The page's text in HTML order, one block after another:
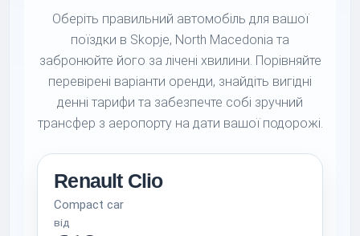
Оберіть правильний автомобіль для вашої
поїздки в Skopje, North Macedonia та
забронюйте його за лічені хвилини. Порівняйте
перевірені варіанти оренди, знайдіть вигідні
денні тарифи та забезпечте собі зручний
трансфер з аеропорту на дати вашої подорожі.
Renault Clio
Compact car
від